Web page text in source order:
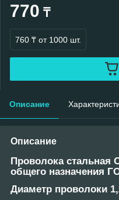
770 ₸
760 ₸ от 1000 шт.
Описание
Описание
Проволока стальная
общего назначения
Диаметр проволоки